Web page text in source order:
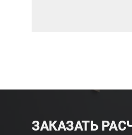
ЗАКАЗАТЬ